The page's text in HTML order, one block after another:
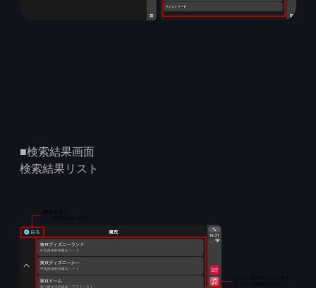
■検索結果画面
検索結果リスト